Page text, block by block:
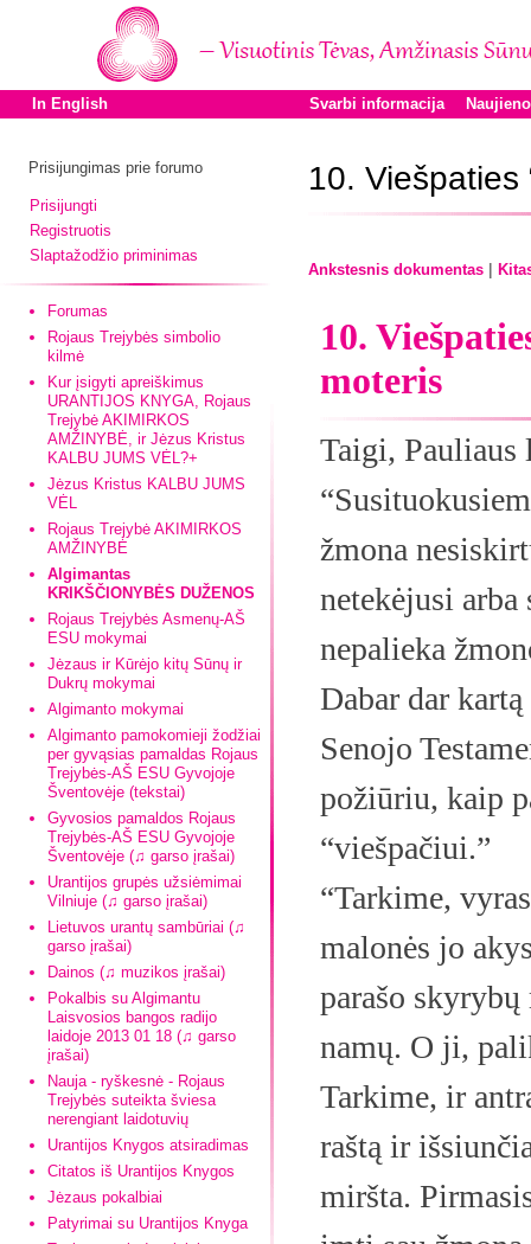
In English Svarbi informacija
Prisijungimas prie forumo
Prisijungti
Registruotis
Slaptažodžio priminimas
Forumas
Rojaus Trejybės simbolio
kilmė
Kur įsigyti apreiškimus
URANTIJOS KNYGA, Rojaus
Trejybė AKIMIRKOS
AMŽINYBĖ, ir Jėzus Kristus
KALBU JUMS VĖL?+
Jėzus Kristus KALBU JUMS
VĖL
Rojaus Trejybė AKIMIRKOS
AMŽINYBĖ
Algimantas
KRIKŠČIONYBĖS DUŽENOS
Rojaus Trejybės Asmenų-AŠ
ESU mokymai
Jėzaus ir Kūrėjo kitų Sūnų ir
Dukrų mokymai
Algimanto mokymai
Algimanto pamokomieji žodžiai
per gyvąsias pamaldas Rojaus
Trejybės-AŠ ESU Gyvojoje
Šventovėje (tekstai)
Gyvosios pamaldos Rojaus
Trejybės-AŠ ESU Gyvojoje
Šventovėje (♫ garso įrašai)
Urantijos grupės užsiėmimai
Vilniuje (♫ garso įrašai)
Lietuvos urantų sambūriai (♫
garso įrašai)
Dainos (♫ muzikos įrašai)
Pokalbis su Algimantu
Laisvosios bangos radijo
laidoje 2013 01 18 (♫ garso
įrašai)
Nauja - ryškesnė - Rojaus
Trejybės suteikta šviesa
nerengiant laidotuvių
Urantijos Knygos atsiradimas
Citatos iš Urantijos Knygos
Jėzaus pokalbiai
Patyrimai su Urantijos Knyga
10. Viešpaties
Ankstesnis dokumentas |
10.
moteris
Taigi, Pauliaus
žmona
netekėjusi
nepalieka
Dabar dar
Senojo
požiūriu, kaip
“viešpačiui.”
“Tarkime,
malonės jo
parašo
namų. O ji,
Tarkime, ir
raštą ir
miršta.